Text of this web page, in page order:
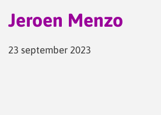
Jeroen Menzo
23 september 2023